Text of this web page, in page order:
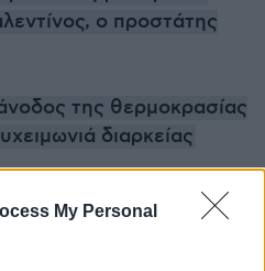
My Personal
ο προστάτης
της θερμοκρασίας
διαρκείας
στο Google News
ειδήσεις